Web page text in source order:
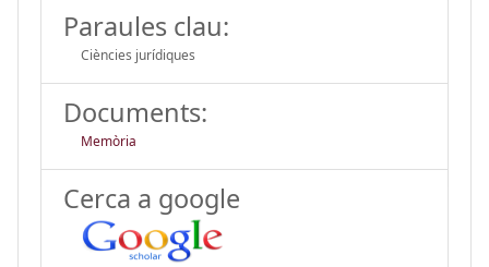
Paraules clau:
Ciències jurídiques
Documents:
Memòria
Cerca a google